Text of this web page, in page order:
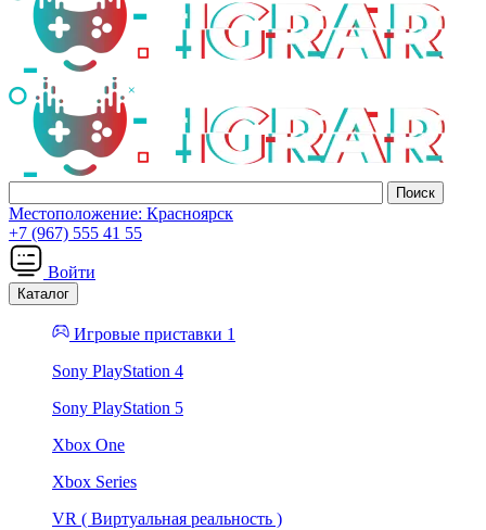
Местоположение: Красноярск
+7 (967) 555 41 55
Войти
Каталог
Игровые приставки 1
Sony PlayStation 4
Sony PlayStation 5
Xbox One
Xbox Series
VR ( Виртуальная реальность )